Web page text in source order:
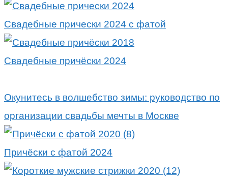
Свадебные прически 2024 с фатой
Свадебные причёски 2024
Окунитесь в волшебство зимы: руководство по
организации свадьбы мечты в Москве
Причёски с фатой 2024